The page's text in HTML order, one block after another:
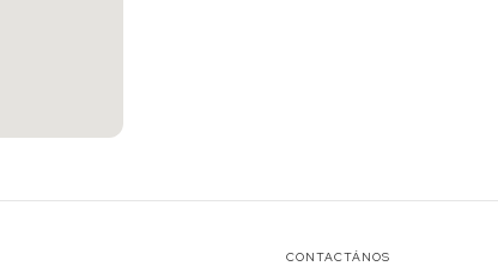
CONTACTÁNOS